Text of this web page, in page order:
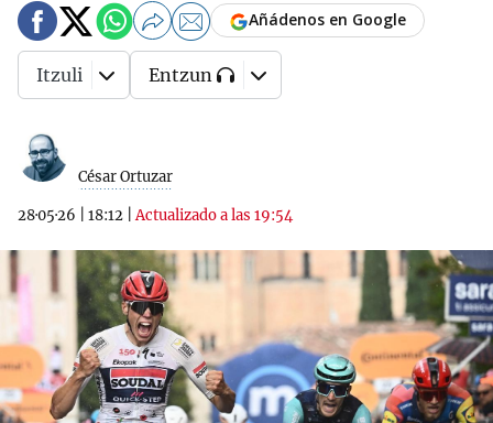
César Ortuzar
28·05·26 18:12 |Actualizado a las 19:54
Añádenos en Google
Itzuli Entzun